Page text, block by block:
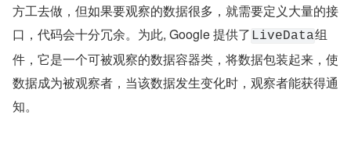
方工去做，但如果要观察的数据很多，就需要定义大量的接
口，代码会十分冗余。为此, Google 提供了 LiveData组
件，它是一个可被观察的数据容器类，将数据包装起来，使
数据成为被观察者，当该数据发生变化时，观察者能获得通
知。